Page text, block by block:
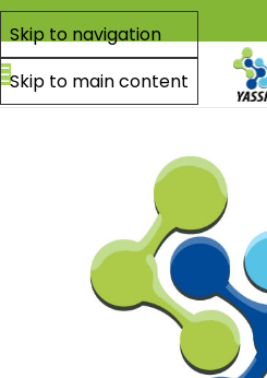
Skip to navigation
Skip to main content